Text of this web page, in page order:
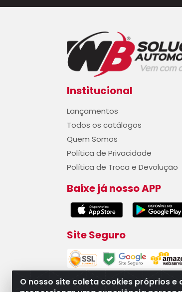
O nosso site coleta cookies próprios e
Institucional
Lançamentos
Todos os catálogos
Quem Somos
Política de Privacidade
Política de Troca e Devolução
Baixe já nosso APP
Site Seguro